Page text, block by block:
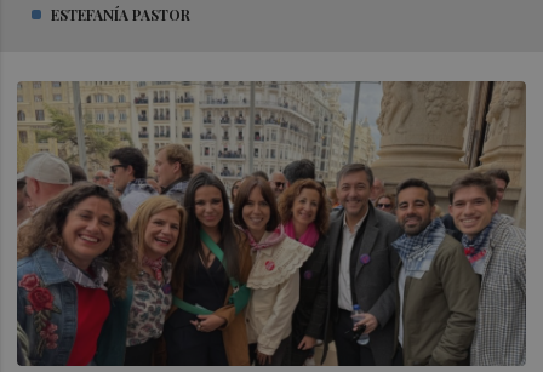
ESTEFANÍA PASTOR